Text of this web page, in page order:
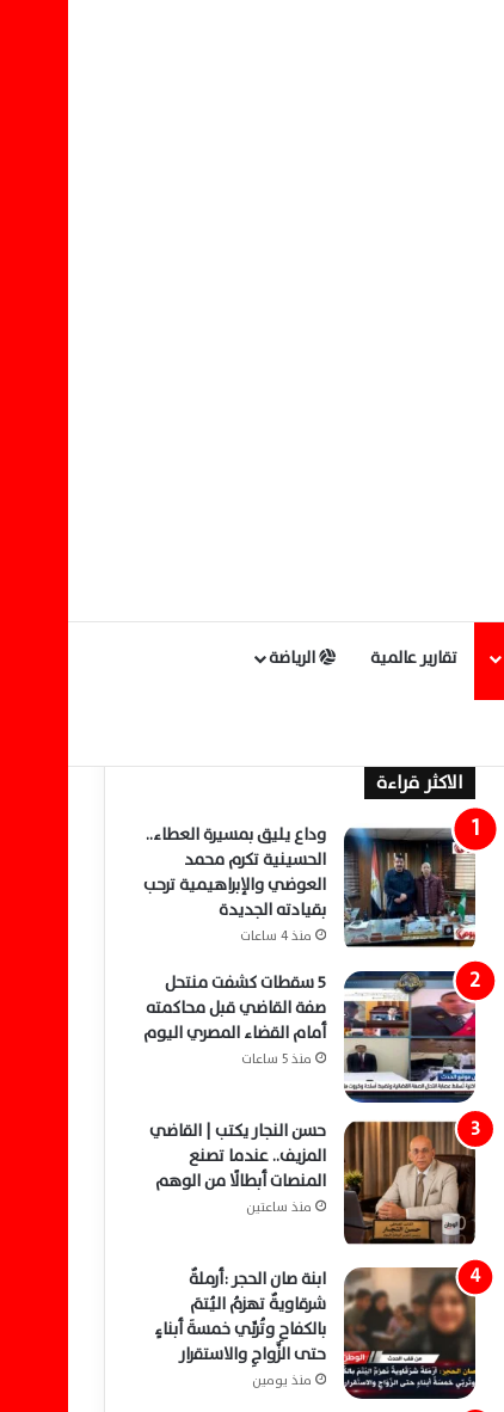
تقارير عالمية الرياضة
الاكثر قراءة
وداع يليق بمسيرة العطاء..
الحسينية تكرم محمد
العوضي والإبراهيمية ترحب
بقيادته الجديدة
منذ 4 ساعات
5 سقطات كشفت منتحل
صفة القاضي قبل محاكمته
أمام القضاء المصري اليوم
منذ 5 ساعات
حسن النجار يكتب | القاضي
المزيف.. عندما تصنع
المنصات أبطالًا من الوهم
منذ ساعتين
ابنة صان الحجر :أرملةٌ
شرقاويةٌ تهزمُ اليُتمَ
بالكفاحِ وتُربِّي خمسةَ أبناءٍ
حتى الزَّواجِ والاستقرار
منذ يومين